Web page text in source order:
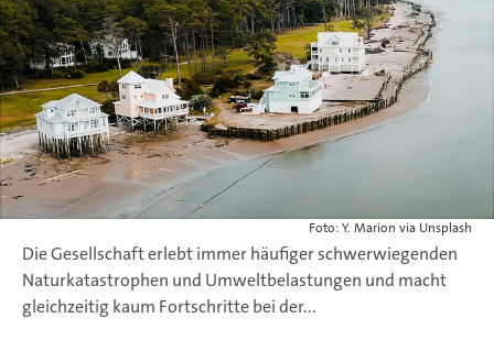
Foto: Y. Marion via Unsplash
Die Gesellschaft erlebt immer häufiger schwerwiegenden
Naturkatastrophen und Umweltbelastungen und macht
gleichzeitig kaum Fortschritte bei der...